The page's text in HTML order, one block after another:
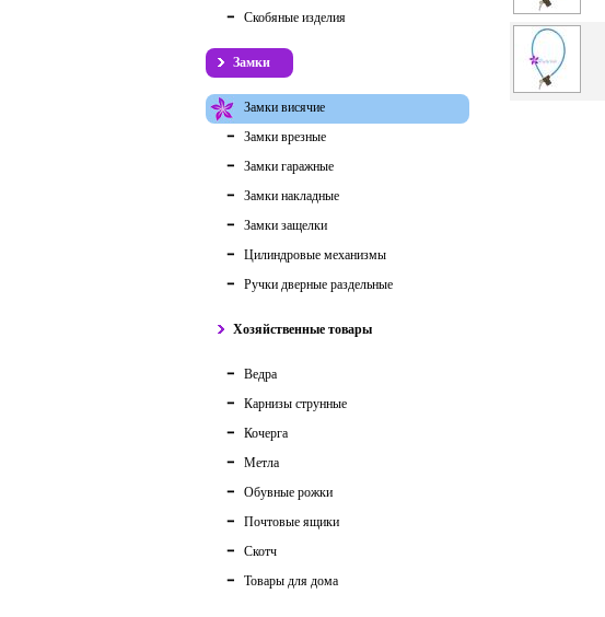
Скобяные изделия
Замки
Замки висячие
Замки врезные
Замки гаражные
Замки накладные
Замки защелки
Цилиндровые механизмы
Ручки дверные раздельные
Хозяйственные товары
Ведра
Карнизы струнные
Кочерга
Метла
Обувные рожки
Почтовые ящики
Скотч
Товары для дома